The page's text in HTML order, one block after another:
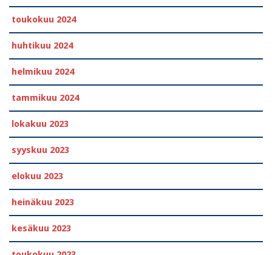
toukokuu 2024
huhtikuu 2024
helmikuu 2024
tammikuu 2024
lokakuu 2023
syyskuu 2023
elokuu 2023
heinäkuu 2023
kesäkuu 2023